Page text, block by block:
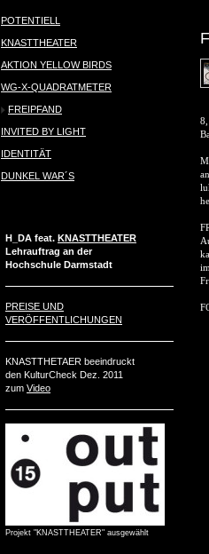
POTENTIELL
KNASTTHEATER
AKTION YELLOW BIRDS
WG-X-QUADRATMETER
FREIPFAND
INVITED BY LIGHT
IDENTITÄT
DUNKEL WAR´S
H_DA feat. KNASTTHEATER
Lehrauftrag an der
Hochschule Darmstadt
PREISE UND
VERÖFFENTLICHUNGEN
KNASTTHETAER beeindruckt
den KulturCheck Dez. 2011
zum Video
Projekt "KNASTTHEATER" ausgewählt